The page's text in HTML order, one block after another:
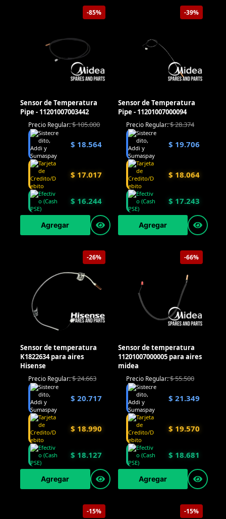
-85%
Sensor de Temperatura
Pipe - 11201007003442
Precio Regular:$105.000
$ 18.564
$ 17.017
$ 16.244
Agregar
-39%
Sensor de Temperatura
Pipe - 11201007000094
Precio Regular:$28.374
$ 19.706
$ 18.064
$ 17.243
Agregar
-26%
Sensor de temperatura
K1822634 para aires
Hisense
Precio Regular:$24.663
$ 20.717
$ 18.990
$ 18.127
Agregar
-66%
Sensor de temperatura
11201007000005 para aires
midea
Precio Regular:$55.500
$ 21.349
$ 19.570
$ 18.681
Agregar
-15% -15%